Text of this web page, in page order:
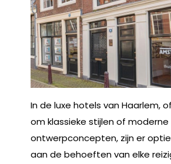
In de luxe hotels van Haarlem,
om klassieke stijlen of moderne
ontwerpconcepten, zijn er
aan de behoeften van elke